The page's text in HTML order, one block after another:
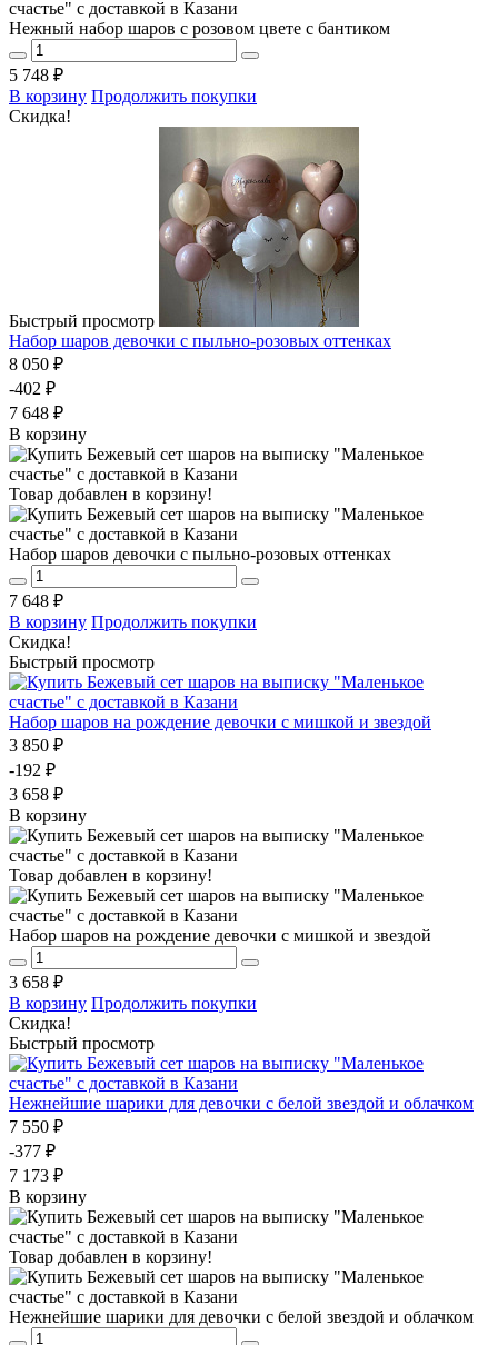
Нежный набор шаров с розовом цвете с бантиком
5 748 ₽
В корзину Продолжить покупки
Скидка!
Быстрый просмотр
Набор шаров девочки с пыльно-розовых оттенках
8 050 ₽
-402 ₽
7 648 ₽
В корзину
Товар добавлен в корзину!
Набор шаров девочки с пыльно-розовых оттенках
7 648 ₽
В корзину Продолжить покупки
Скидка!
Быстрый просмотр
Набор шаров на рождение девочки с мишкой и звездой
3 850 ₽
-192 ₽
3 658 ₽
В корзину
Товар добавлен в корзину!
Набор шаров на рождение девочки с мишкой и звездой
3 658 ₽
В корзину Продолжить покупки
Скидка!
Быстрый просмотр
Нежнейшие шарики для девочки с белой звездой и облачком
7 550 ₽
-377 ₽
7 173 ₽
В корзину
Товар добавлен в корзину!
Нежнейшие шарики для девочки с белой звездой и облачком